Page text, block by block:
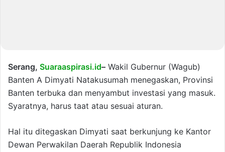
Serang, Suaraaspirasi.id– Wakil Gubernur (Wagub)
Banten A Dimyati Natakusumah menegaskan, Provinsi
Banten terbuka dan menyambut investasi yang masuk.
Syaratnya, harus taat atau sesuai aturan.
Hal itu ditegaskan Dimyati saat berkunjung ke Kantor
Dewan Perwakilan Daerah Republik Indonesia